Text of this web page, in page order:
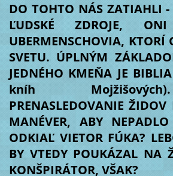
DO TOHTO NÁS ZATIAHLI -
ĽUDSKÉ ZDROJE,
UBERMENSCHOVIA, KTORÍ
SVETU. ÚPLNÝM
JEDNÉHO KMEŇA JE
kníh
PRENASLEDOVANIE ŽIDOV
MANÉVER, ABY
ODKIAĽ VIETOR FÚKA?
BY VTEDY POUKÁZAL NA
KONŠPIRÁTOR, VŠAK?